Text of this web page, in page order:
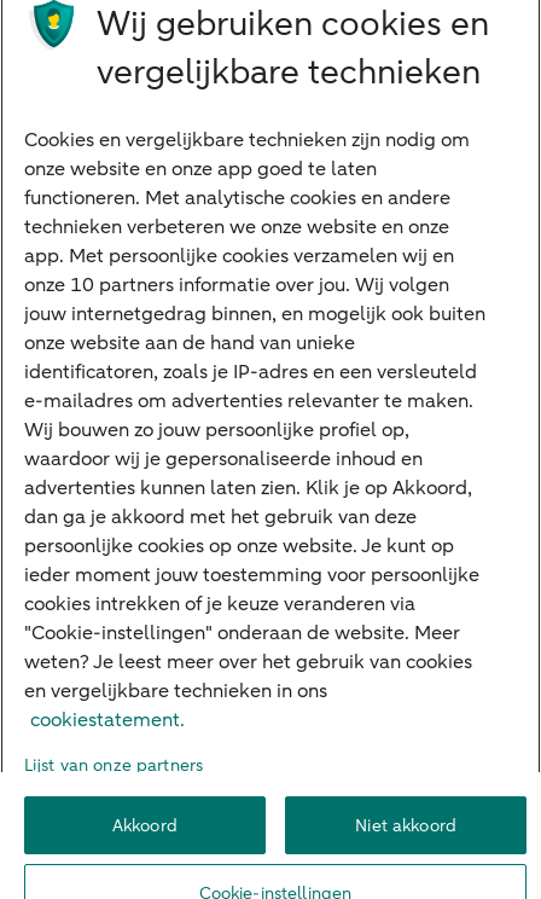
Preferred Banking
Digitale diensten
Internet Bankieren
ABN AMRO app
Tikkie
Apple Pay
Google Pay
Veilig bankieren
Meest gezocht
Hypotheek berekenen
E.dentifier
Jaaroverzicht
Rood staan
Over ABN AMRO
Werken bij ABN AMRO
DuurzaamheidVeiligheidPrivacy DisclaimerCookie-instellingen
© 2026 ABN AMRO
Wij gebruiken cookies en
vergelijkbare technieken
Cookies en vergelijkbare technieken zijn nodig om
onze website en onze app goed te laten
functioneren. Met analytische cookies en andere
technieken verbeteren we onze website en onze
app. Met persoonlijke cookies verzamelen wij en
onze 10 partners informatie over jou. Wij volgen
jouw internetgedrag binnen, en mogelijk ook buiten
onze website aan de hand van unieke
identificatoren, zoals je IP-adres en een versleuteld
e-mailadres om advertenties relevanter te maken.
Wij bouwen zo jouw persoonlijke profiel op,
waardoor wij je gepersonaliseerde inhoud en
advertenties kunnen laten zien. Klik je op Akkoord,
dan ga je akkoord met het gebruik van deze
persoonlijke cookies op onze website. Je kunt op
ieder moment jouw toestemming voor persoonlijke
cookies intrekken of je keuze veranderen via
"Cookie-instellingen" onderaan de website. Meer
weten? Je leest meer over het gebruik van cookies
en vergelijkbare technieken in ons
cookiestatement.
Lijst van onze partners
Akkoord Niet akkoord
Cookie-instellingen